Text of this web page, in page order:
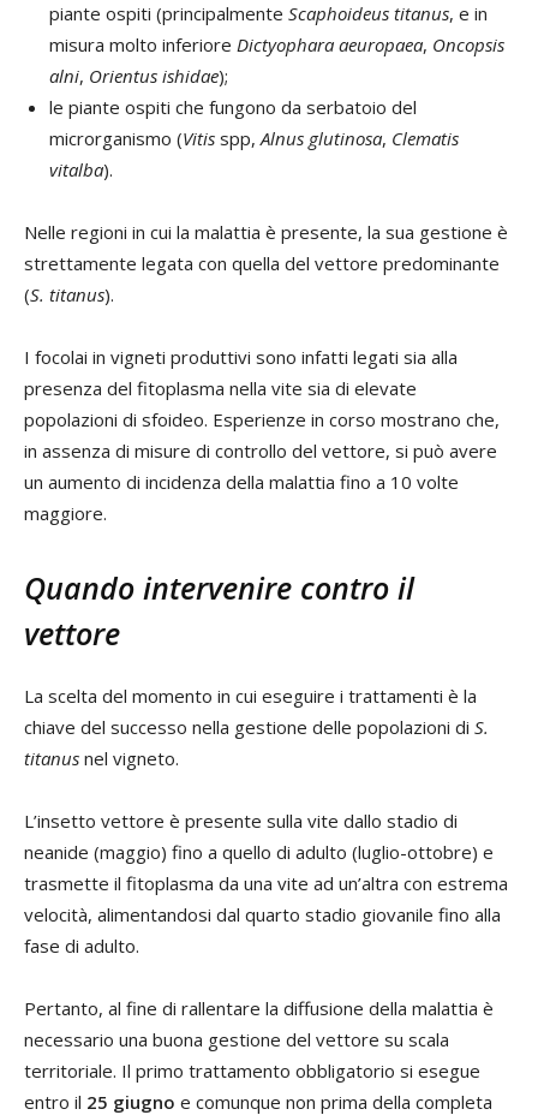
piante ospiti (principalmente Scaphoideus titanus, e in
misura molto inferiore Dictyophara aeuropaea, Oncopsis
alni, Orientus ishidae);
le piante ospiti che fungono da serbatoio del
microrganismo (Vitis spp,Alnus glutinosa, Clematis
vitalba).
Nelle regioni in cui la malattia è presente, la sua gestione è
strettamente legata con quella del vettore predominante
(S. titanus).
I focolai in vigneti produttivi sono infatti legati sia alla
presenza del fitoplasma nella vite sia di elevate
popolazioni di sfoideo. Esperienze in corso mostrano che,
in assenza di misure di controllo del vettore, si può avere
un aumento di incidenza della malattia fino a 10 volte
maggiore.
Quando intervenire contro il
vettore
La scelta del momento in cui eseguire i trattamenti è la
chiave del successo nella gestione delle popolazioni di S.
titanus nel vigneto.
L’insetto vettore è presente sulla vite dallo stadio di
neanide (maggio) fino a quello di adulto (luglio-ottobre) e
trasmette il fitoplasma da una vite ad un’altra con estrema
velocità, alimentandosi dal quarto stadio giovanile fino alla
fase di adulto.
Pertanto, al fine di rallentare la diffusione della malattia è
necessario una buona gestione del vettore su scala
territoriale. Il primo trattamento obbligatorio si esegue
entro il 25 giugno e comunque non prima della completa